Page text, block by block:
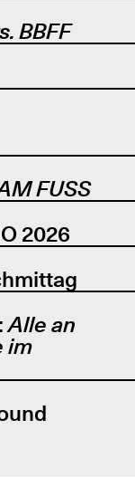
BBFF
FUSS
2026
Alle an
im